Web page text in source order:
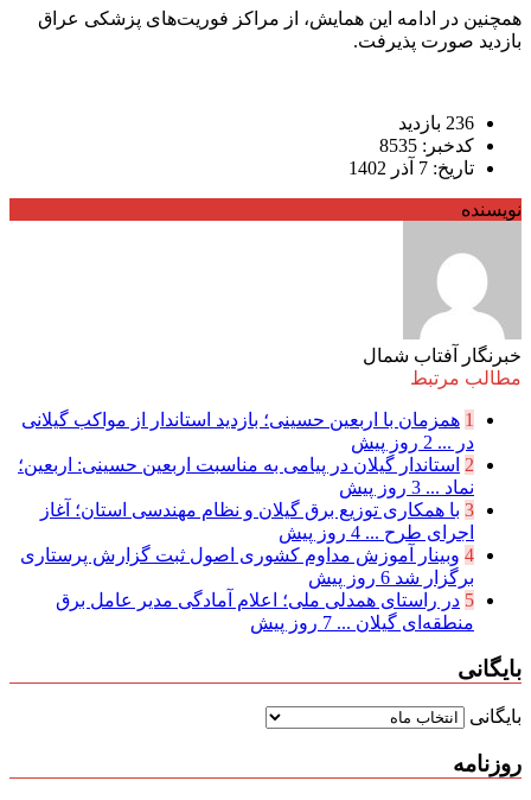
همچنین در ادامه این همایش، از مراکز فوریت‌های پزشکی عراق
بازدید صورت پذیرفت.
236 بازدید
کدخبر: 8535
تاریخ: 7 آذر 1402
نویسنده
خبرنگار آفتاب شمال
مطالب مرتبط
1 همزمان با اربعین حسینی؛ بازدید استاندار از مواکب گیلانی
در ... 2 روز پیش
2 استاندار گیلان در پیامی به مناسبت اربعین حسینی: اربعین؛
نماد ... 3 روز پیش
3 با همکاری توزیع برق گیلان و نظام مهندسی استان؛ آغاز
اجرای طرح ... 4 روز پیش
4 وبینار آموزش مداوم کشوری اصول ثبت گزارش پرستاری
برگزار شد 6 روز پیش
5 در راستای همدلی ملی؛ اعلام آمادگی مدیر عامل برق
منطقه‌ای گیلان ... 7 روز پیش
بایگانی
بایگانی
روزنامه